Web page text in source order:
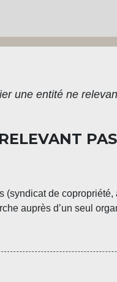
une entité ne
(syndicat de
auprès d’un seul